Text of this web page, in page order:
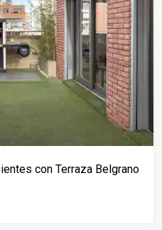
con Terraza Belgrano